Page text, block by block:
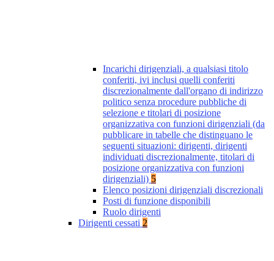
Incarichi dirigenziali, a qualsiasi titolo
conferiti, ivi inclusi quelli conferiti
discrezionalmente dall'organo di indirizzo
politico senza procedure pubbliche di
selezione e titolari di posizione
organizzativa con funzioni dirigenziali (da
pubblicare in tabelle che distinguano le
seguenti situazioni: dirigenti, dirigenti
individuati discrezionalmente, titolari di
posizione organizzativa con funzioni
dirigenziali) 5
Elenco posizioni dirigenziali discrezionali
Posti di funzione disponibili
Ruolo dirigenti
Dirigenti cessati 2